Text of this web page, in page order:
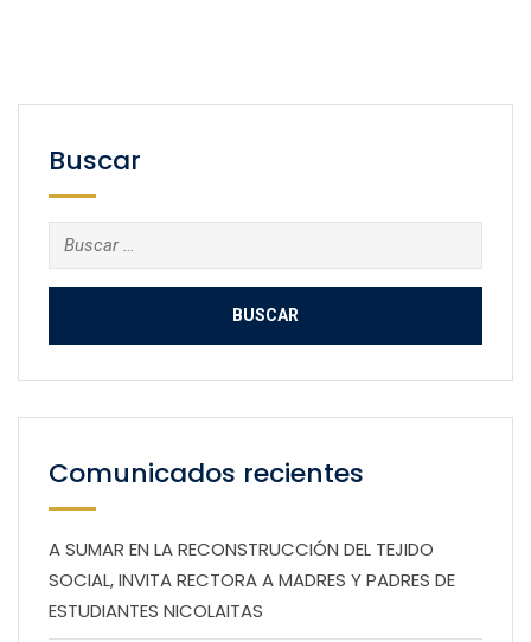
Buscar
Buscar:
Comunicados recientes
A SUMAR EN LA RECONSTRUCCIÓN DEL TEJIDO
SOCIAL, INVITA RECTORA A MADRES Y PADRES DE
ESTUDIANTES NICOLAITAS